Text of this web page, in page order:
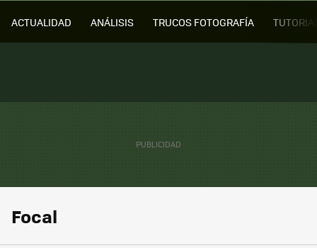
ACTUALIDAD ANÁLISIS TRUCOS FOTOGRAFÍA
Focal